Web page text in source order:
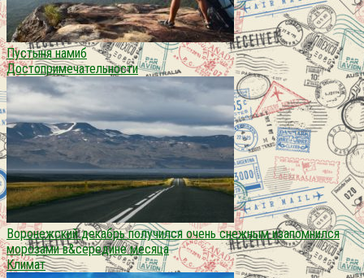
Пустыня намиб
Достопримечательности
Воронежский декабрь получился очень снежным изапомнился
морозами в&середине месяца
Климат